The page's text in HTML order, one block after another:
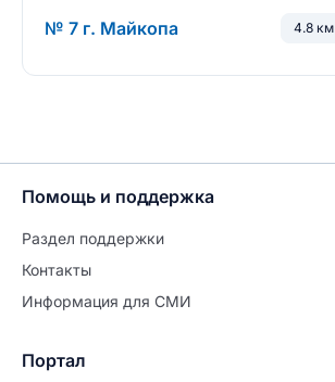
№ 7 г. Майкопа 4.8 км
Помощь и поддержка
Раздел поддержки
Контакты
Информация для СМИ
Портал